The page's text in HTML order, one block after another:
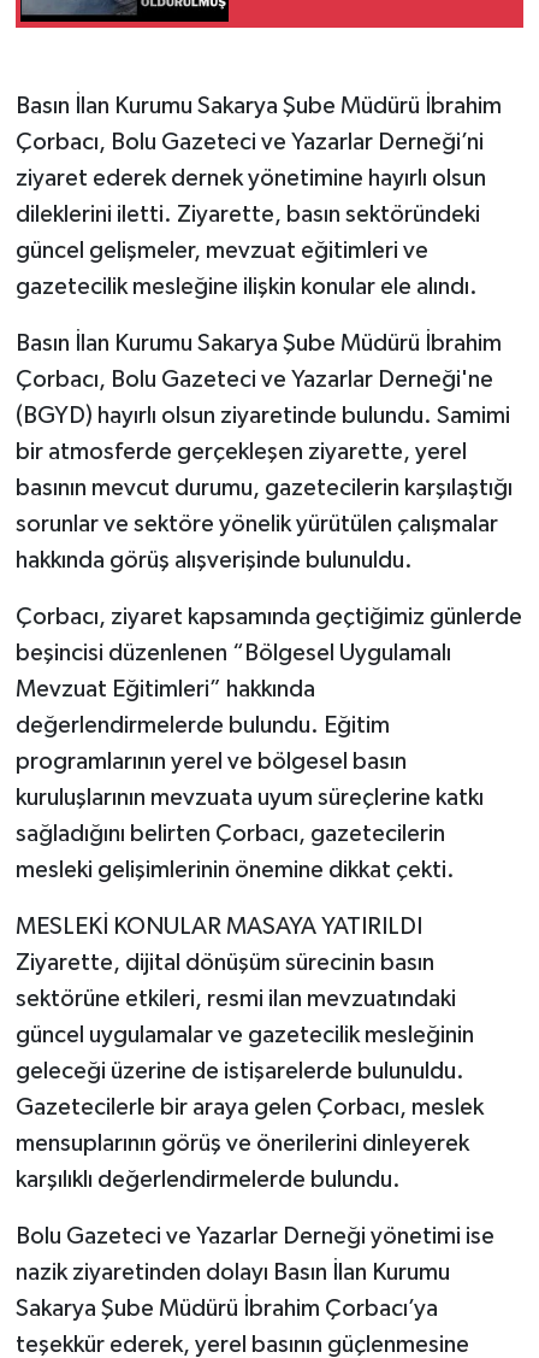
Basın İlan Kurumu Sakarya Şube Müdürü İbrahim
Çorbacı, Bolu Gazeteci ve Yazarlar Derneği’ni
ziyaret ederek dernek yönetimine hayırlı olsun
dileklerini iletti. Ziyarette, basın sektöründeki
güncel gelişmeler, mevzuat eğitimleri ve
gazetecilik mesleğine ilişkin konular ele alındı.
Basın İlan Kurumu Sakarya Şube Müdürü İbrahim
Çorbacı, Bolu Gazeteci ve Yazarlar Derneği'ne
(BGYD) hayırlı olsun ziyaretinde bulundu. Samimi
bir atmosferde gerçekleşen ziyarette, yerel
basının mevcut durumu, gazetecilerin karşılaştığı
sorunlar ve sektöre yönelik yürütülen çalışmalar
hakkında görüş alışverişinde bulunuldu.
Çorbacı, ziyaret kapsamında geçtiğimiz günlerde
beşincisi düzenlenen “Bölgesel Uygulamalı
Mevzuat Eğitimleri” hakkında
değerlendirmelerde bulundu. Eğitim
programlarının yerel ve bölgesel basın
kuruluşlarının mevzuata uyum süreçlerine katkı
sağladığını belirten Çorbacı, gazetecilerin
mesleki gelişimlerinin önemine dikkat çekti.
MESLEKİ KONULAR MASAYA YATIRILDI
Ziyarette, dijital dönüşüm sürecinin basın
sektörüne etkileri, resmi ilan mevzuatındaki
güncel uygulamalar ve gazetecilik mesleğinin
geleceği üzerine de istişarelerde bulunuldu.
Gazetecilerle bir araya gelen Çorbacı, meslek
mensuplarının görüş ve önerilerini dinleyerek
karşılıklı değerlendirmelerde bulundu.
Bolu Gazeteci ve Yazarlar Derneği yönetimi ise
nazik ziyaretinden dolayı Basın İlan Kurumu
Sakarya Şube Müdürü İbrahim Çorbacı’ya
teşekkür ederek, yerel basının güçlenmesine